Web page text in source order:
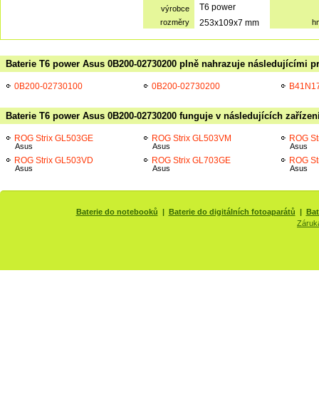
výrobce
T6 power
rozměry 253x109x7 mm
Baterie T6 power Asus 0B200-02730200 plně nahrazuje následujícími
0B200-02730100 0B200-02730200
Baterie T6 power Asus 0B200-02730200 funguje v následujících
ROG Strix GL503GE
Asus
ROG Strix GL503VD
Asus
ROG Strix GL503VM
Asus
ROG Strix GL703GE
Asus
ROG
Asus
ROG
Asus
Baterie do notebooků | Baterie do digitálních fotoaparátů |